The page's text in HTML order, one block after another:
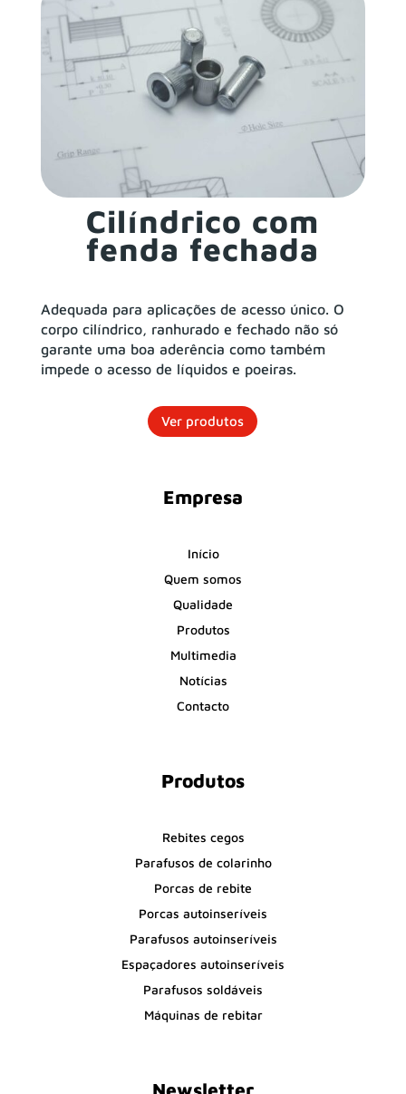
Cilíndrico com
fenda fechada
Adequada para aplicações de acesso único. O
corpo cilíndrico, ranhurado e fechado não só
garante uma boa aderência como também
impede o acesso de líquidos e poeiras.
Ver produtos
Empresa
Início
Quem somos
Qualidade
Produtos
Multimedia
Notícias
Contacto
Produtos
Rebites cegos
Parafusos de colarinho
Porcas de rebite
Porcas autoinseríveis
Parafusos autoinseríveis
Espaçadores autoinseríveis
Parafusos soldáveis
Máquinas de rebitar
Newsletter